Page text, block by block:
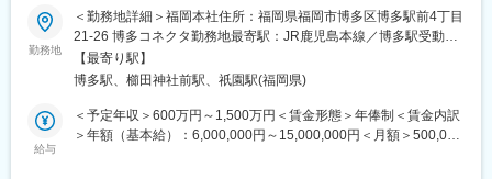
ています
【経営サポート】顧客集客、満足度向上、マーケット動向及び消
費者ニーズの分析、同業他社の販売戦略分析
【販売サポート】商品勉強会及び販売教育、販売戦略の立案及び
【提案コンサルティング】財務・税務・株・証券・不動産あらゆ
る分野の状況を理解し提案
与信領域の部門において、統計的手法や機械学習的手法を使った
高度な分析を行い、分析した結果を業務適応していただきます。
※グループ企業であるPayPayのメンバーや社内の現場メンバーと
協業し、与信領域に特化した案件を複数ご担当いただきます。
■組織・チーム紹介：
審査企画本部は、データとデジタルテクノロジーによってサービ
勤務地
＜勤務地詳細＞福岡本社住所：福岡県福岡市博多区博多駅前4丁目
21-26 博多コネクタ勤務地最寄駅：JR鹿児島本線／博多駅受動喫
煙対策：屋内喫煙可能場所あり変更の範囲：会社の定める事業所
（リモートワーク含む）
【最寄り駅】
博多駅、櫛田神社前駅、祇園駅(福岡県)
給与
＜予定年収＞600万円～1,500万円＜賃金形態＞年俸制＜賃金内訳
＞年額（基本給）：6,000,000円～15,000,000円＜月額＞500,000